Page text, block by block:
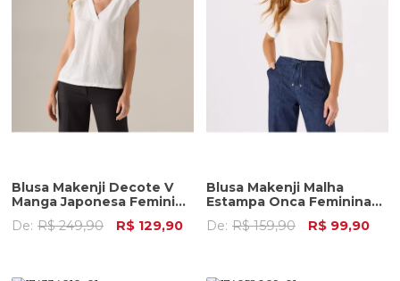
Blusa Makenji Decote V
Manga Japonesa Feminina
Branca
De: R$ 249,90 R$ 129,90
Blusa Makenji Malha
Estampa Onca Feminina
Off White
De: R$ 159,90 R$ 99,90